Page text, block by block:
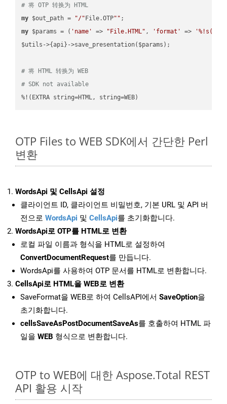
# 将 OTP 转换为 HTML
my $out_path = "/" File.OTP""
my $params = ( 'name' => "File.HTML" , 'format' =>
$utils->{api}->save_presentation($params);
# 将 HTML 转换为 WEB
# SDK not available
%!(EXTRA string=HTML, string=WEB)
OTP Files to WEB SDK에서 간단한 Perl
변환
WordsApi 및 CellsApi 설정
클라이언트 ID, 클라이언트 비밀번호, 기본 URL 및 API 버
전으로 WordsApi 및 CellsApi를 초기화합니다.
WordsApi로 OTP를 HTML로 변환
로컬 파일 이름과 형식을 HTML로 설정하여
ConvertDocumentRequest를 만듭니다.
WordsApi를 사용하여 OTP 문서를 HTML로 변환합니다.
CellsApi로 HTML을 WEB로 변환
SaveFormat을 WEB로 하여 CellsAPI에서 SaveOption을
초기화합니다.
cellsSaveAsPostDocumentSaveAs를 호출하여 HTML 파
일을 WEB 형식으로 변환합니다.
OTP to WEB에 대한 Aspose.Total REST
API 활용 시작